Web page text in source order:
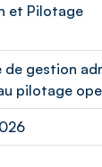
et Pilotage
de gestion
pilotage